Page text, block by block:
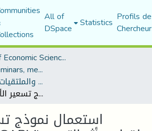
All of
DSpace Statistics Profils
Faculty of Economic Sciences, Commerce and Management Sciences
Conferences, seminars, meetings, and study days
المؤتمرات والندوات والملتقيات والأيام الدراسة
استعمال نموذج تسعير الأصول الرأسمالية (CAPM)لقياس أثر التسرب النفطي في خليج المكسيكعلى مردودية أسهم شركة بريتيش بتروليوم (BP)(2008-2013)
استعمال نموذج